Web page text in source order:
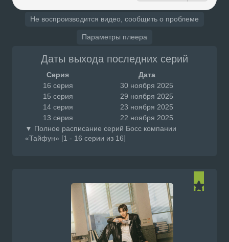
Не воспроизводится видео, сообщить о проблеме
Параметры плеера
Даты выхода последних серий
Серия
Дата
16 серия
30 ноября 2025
15 серия
29 ноября 2025
14 серия
23 ноября 2025
13 серия
22 ноября 2025
▼ Полное расписание серий Босс компании
«Тайфун» [1 - 16 серии из 16]